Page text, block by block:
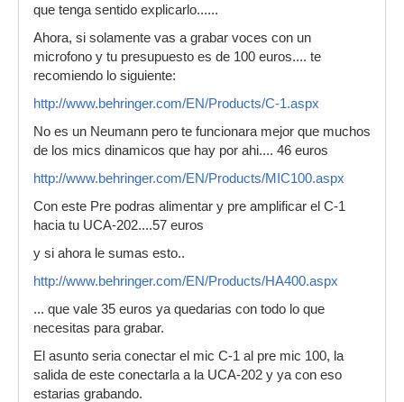
que tenga sentido explicarlo......
Ahora, si solamente vas a grabar voces con un
microfono y tu presupuesto es de 100 euros.... te
recomiendo lo siguiente:
http://www.behringer.com/EN/Products/C-1.aspx
No es un Neumann pero te funcionara mejor que muchos
de los mics dinamicos que hay por ahi.... 46 euros
http://www.behringer.com/EN/Products/MIC100.aspx
Con este Pre podras alimentar y pre amplificar el C-1
hacia tu UCA-202....57 euros
y si ahora le sumas esto..
http://www.behringer.com/EN/Products/HA400.aspx
... que vale 35 euros ya quedarias con todo lo que
necesitas para grabar.
El asunto seria conectar el mic C-1 al pre mic 100, la
salida de este conectarla a la UCA-202 y ya con eso
estarias grabando.